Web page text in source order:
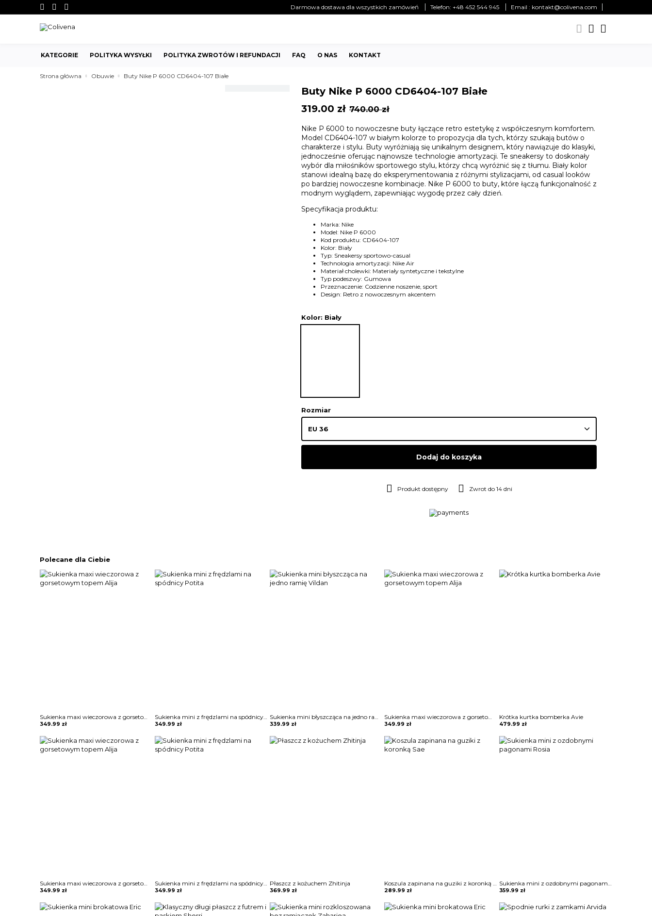
Darmowa dostawa dla wszystkich zamówień Telefon: +48 452 544 945 Email : kontakt@colivena.com
KATEGORIE POLITYKA WYSYŁKI POLITYKA ZWROTÓW I REFUNDACJI FAQ O NAS KONTAKT
Strona główna Obuwie Buty Nike P 6000 CD6404-107 Białe
Buty Nike P 6000 CD6404-107 Białe
740.00zł
Original
was:
740.00 zł.
319.00 zł
Current
is:
319.00 zł.
Nike P 6000 to nowoczesne buty łączące retro estetykę z współczesnym komfortem.
Model CD6404-107 w białym kolorze to propozycja dla tych, którzy szukają butów o
charakterze i stylu. Buty wyróżniają się unikalnym designem, który nawiązuje do klasyki,
jednocześnie oferując najnowsze technologie amortyzacji. Te sneakersy to doskonały
wybór dla miłośników sportowego stylu, którzy chcą wyróżnić się z tłumu. Biały kolor
stanowi idealną bazę do eksperymentowania z różnymi stylizacjami, od casual looków
po bardziej nowoczesne kombinacje. Nike P 6000 to buty, które łączą funkcjonalność z
modnym wyglądem, zapewniając wygodę przez cały dzień.
Specyfikacja produktu:
Marka: Nike
Model: Nike P 6000
Kod produktu: CD6404-107
Kolor: Biały
Typ: Sneakersy sportowo-casual
Technologia amortyzacji: Nike Air
Materiał cholewki: Materiały syntetyczne i tekstylne
Typ podeszwy: Gumowa
Przeznaczenie: Codzienne noszenie, sport
Design: Retro z nowoczesnym akcentem
Kolor: Biały
Rozmiar
Dodaj do koszyka
Produkt dostępny Zwrot do 14 dni
Polecane dla Ciebie
349.99 zł
Sukienka mini z frędzlami na spódnicy Potita
349.99 zł 339.99 zł 349.99 zł
Krótka kurtka bomberka Avie
479.99 zł
349.99 zł
Sukienka mini z frędzlami na spódnicy Potita
349.99 zł
Płaszcz z kożuchem Zhitinja
369.99 zł 289.99 zł 359.99 zł